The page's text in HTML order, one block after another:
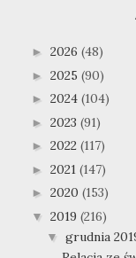
► 2026 (48)
► 2025 (90)
► 2024 (104)
► 2023 (91)
► 2022 (117)
► 2021 (147)
► 2020 (153)
▼ 2019 (216)
▼ grudnia